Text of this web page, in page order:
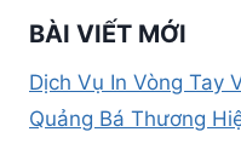
BÀI VIẾT MỚI
Dịch Vụ In Vòng Tay
Quảng Bá Thương